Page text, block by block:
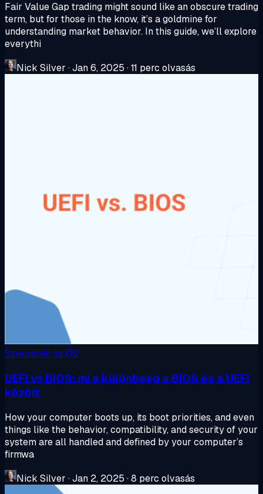
Fair Value Gap trading might sound like an obscure trading
term, but for those in the know, it’s a goldmine for
understanding market behavior. In this guide, we’ll explore
everythi
Nick Silver ·Jan 6, 2025 ·11 perc olvasás
Szerverek és OS
UEFI vs BIOS: mi a különbség a BIOS és a UEFI
között
How your computer boots up, its boot priorities, and even
things like the behavior, compatibility, and security of your
system are all handled and defined by your computer’s
firmwa
Nick Silver ·Jan 2, 2025 ·8 perc olvasás